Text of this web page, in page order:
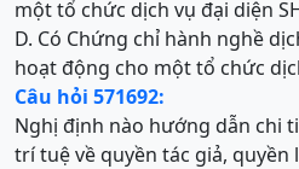
một tổ chức dịch vụ đại diện
D. Có Chứng chỉ hành nghề
hoạt động cho một tổ chức
Câu hỏi 571692:
Nghị định nào hướng dẫn chi
trí tuệ về quyền tác giả, quyền